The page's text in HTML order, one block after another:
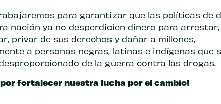
para garantizar que las políticas de
nación ya no desperdicien dinero para arrestar,
privar de sus derechos y dañar a millones,
a personas negras, latinas e indígenas que
de la guerra contra las drogas.
por fortalecer nuestra lucha por el cambio!